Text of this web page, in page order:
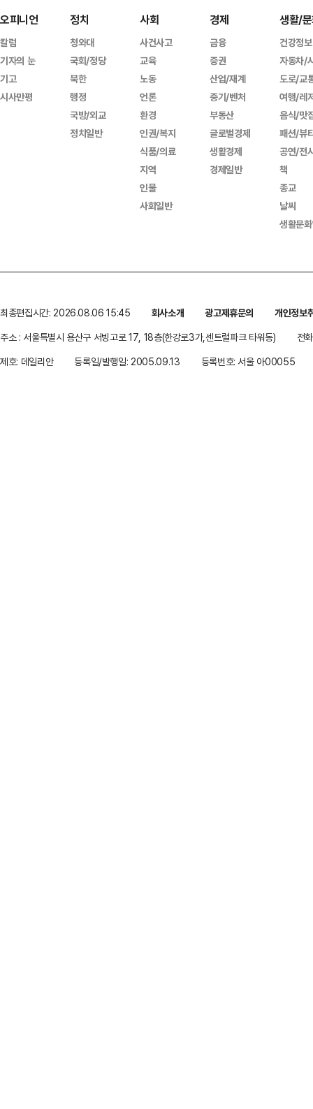
오피니언
칼럼
기자의 눈
기고
시사만평
정치
청와대
국회/정당
북한
행정
국방/외교
정치일반
사회
사건사고
교육
노동
언론
환경
인권/복지
식품/의료
지역
인물
사회일반
경제
금융
증권
산업/재계
중기/벤처
부동산
글로벌경제
생활경제
경제일반
생활/
건강정보
자동차/
도로/교
여행/레
음식/맛
패션/뷰
공연/전
책
종교
날씨
생활문
최종편집시간: 2026.08.06 15:45 회사소개 광고제휴문의
개인정보
주소 : 서울특별시 용산구 서빙고로 17, 18층(한강로3가,센트럴파크 타워동)
전
제호: 데일리안
등록일/발행일: 2005.09.13 등록번호: 서울 아00055